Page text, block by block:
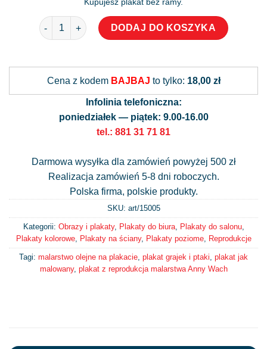
ilość Plakat z reprodukcją - grajek i ptaki
DODAJ DO KOSZYKA
Cena z kodem BAJBAJ to tylko: 18,00 zł
Infolinia telefoniczna:
poniedziałek — piątek: 9.00-16.00
tel.: 881 31 71 81
Darmowa wysyłka dla zamówień powyżej 500 zł
Realizacja zamówień 5-8 dni roboczych.
Polska firma, polskie produkty.
SKU: art/15005
Kategorii: Obrazy i plakaty, Plakaty do biura, Plakaty do salonu,
Plakaty kolorowe, Plakaty na ściany, Plakaty poziome, Reprodukcje
Tagi: malarstwo olejne na plakacie plakat grajek i ptaki plakat jak
malowany, plakat z reprodukcja malarstwa Anny Wach